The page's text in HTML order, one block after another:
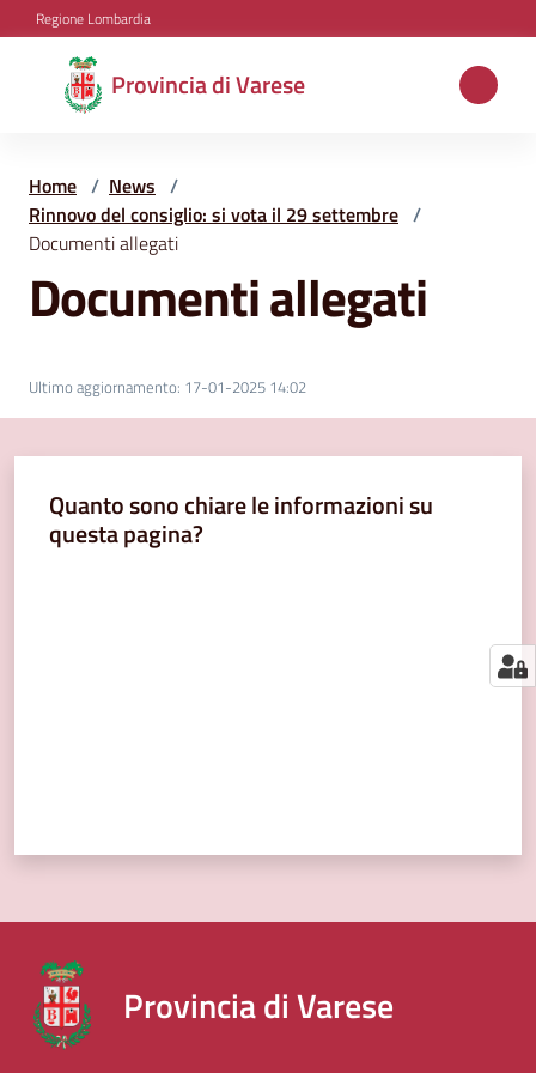
Vai al contenuto
Vai alla navigazione
Vai al footer
Regione Lombardia
Provincia di Varese
Provincia
di
Aree
tematiche
Amministrazione
segnalazioni
Home / News /
Rinnovo del consiglio: si vota il 29 settembre /
Documenti allegati
Documenti allegati
Ultimo aggiornamento: 17-01-2025 14:02
Quanto sono chiare le informazioni su
questa pagina?
Provincia di Varese